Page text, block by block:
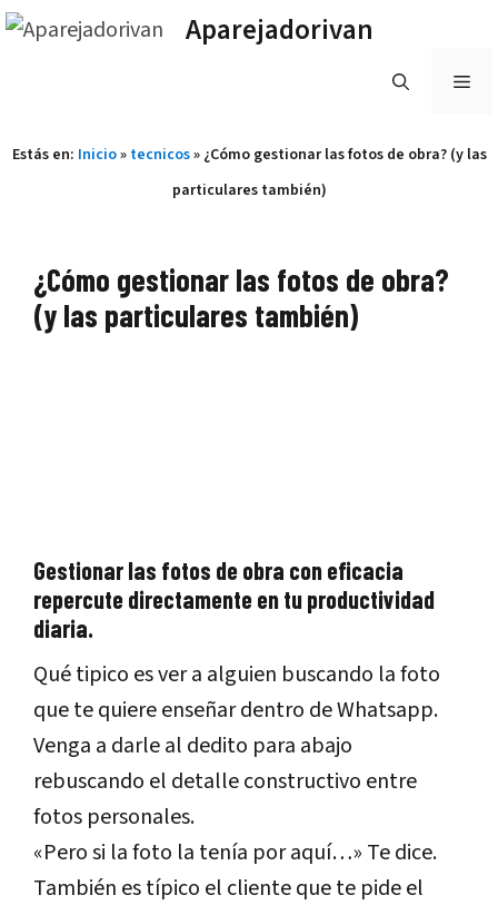
Saltar
Aparejadorivan
Estás en: Inicio» tecnicos» ¿Cómo gestionar las fotos de obra? (y las
particulares también)
¿Cómo gestionar las fotos de obra?
(y las particulares también)
Gestionar las fotos de obra con eficacia
repercute directamente en tu productividad
diaria.
Qué tipico es ver a alguien buscando la foto
que te quiere enseñar dentro de Whatsapp.
Venga a darle al dedito para abajo
rebuscando el detalle constructivo entre
fotos personales.
«Pero si la foto la tenía por aquí…» Te dice.
También es típico el cliente que te pide el